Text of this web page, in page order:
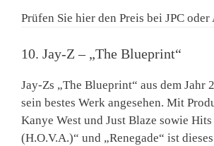
Prüfen Sie hier den Preis bei JPC
10. Jay-Z – „The Blueprint“
Jay-Zs „The Blueprint“ aus dem Jahr
sein bestes Werk angesehen. Mit
Kanye West und Just Blaze sowie
(H.O.V.A.)“ und „Renegade“ ist